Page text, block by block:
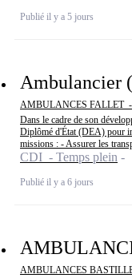
Publié il y a 5 jours
Ambulancier
AMBULANCES FALLET -
Dans le cadre de son
Diplômé d'État (DEA) pour
missions : - Assurer les
CDI - Temps plein
Publié il y a 6 jours
AMBULANCES